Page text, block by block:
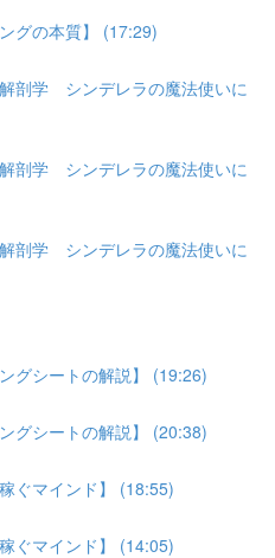
グの本質】 (17:29)
剖学 シンデレラの魔法使いに
剖学 シンデレラの魔法使いに
剖学 シンデレラの魔法使いに
グシートの解説】 (19:26)
グシートの解説】 (20:38)
ぐマインド】 (18:55)
ぐマインド】 (14:05)